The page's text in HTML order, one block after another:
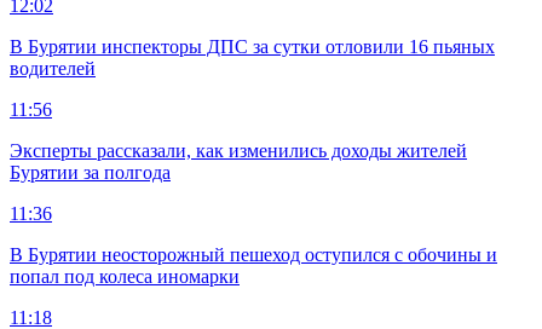
12:02
В Бурятии инспекторы ДПС за сутки отловили 16 пьяных
водителей
11:56
Эксперты рассказали, как изменились доходы жителей
Бурятии за полгода
11:36
В Бурятии неосторожный пешеход оступился с обочины и
попал под колеса иномарки
11:18